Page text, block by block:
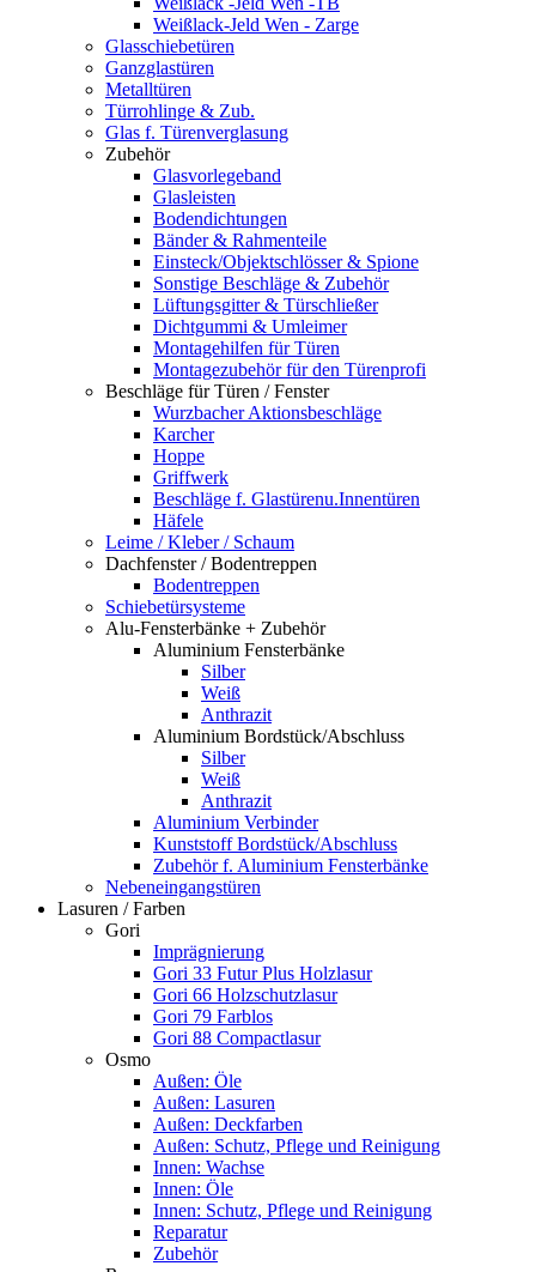
Weißlack-Jeld Wen - Zarge
Glasschiebetüren
Ganzglastüren
Metalltüren
Türrohlinge & Zub.
Glas f. Türenverglasung
Zubehör
Glasvorlegeband
Glasleisten
Bodendichtungen
Bänder & Rahmenteile
Einsteck/Objektschlösser & Spione
Sonstige Beschläge & Zubehör
Lüftungsgitter & Türschließer
Dichtgummi & Umleimer
Montagehilfen für Türen
Montagezubehör für den Türenprofi
Beschläge für Türen / Fenster
Wurzbacher Aktionsbeschläge
Karcher
Hoppe
Griffwerk
Beschläge f. Glastürenu.Innentüren
Häfele
Leime / Kleber / Schaum
Dachfenster / Bodentreppen
Bodentreppen
Schiebetürsysteme
Alu-Fensterbänke + Zubehör
Aluminium Fensterbänke
Silber
Weiß
Anthrazit
Aluminium Bordstück/Abschluss
Silber
Weiß
Anthrazit
Aluminium Verbinder
Kunststoff Bordstück/Abschluss
Zubehör f. Aluminium Fensterbänke
Nebeneingangstüren
Lasuren / Farben
Gori
Imprägnierung
Gori 33 Futur Plus Holzlasur
Gori 66 Holzschutzlasur
Gori 79 Farblos
Gori 88 Compactlasur
Osmo
Außen: Öle
Außen: Lasuren
Außen: Deckfarben
Außen: Schutz, Pflege und Reinigung
Innen: Wachse
Innen: Öle
Innen: Schutz, Pflege und Reinigung
Reparatur
Zubehör